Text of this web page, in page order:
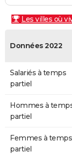
Les villes où
Données 2022
Salariés à temps
partiel
Hommes à
partiel
Femmes à temps
partiel